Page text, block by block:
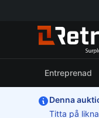
Entreprenad
Denna
Titta på